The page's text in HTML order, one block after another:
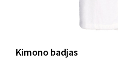
Kimono badjas